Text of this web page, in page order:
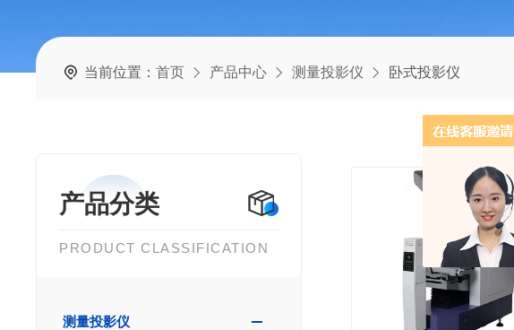
当前位置：首页 产品中心 测量投影仪 卧式投影仪
产品分类
PRODUCT CLASSIFICATION
测量投影仪